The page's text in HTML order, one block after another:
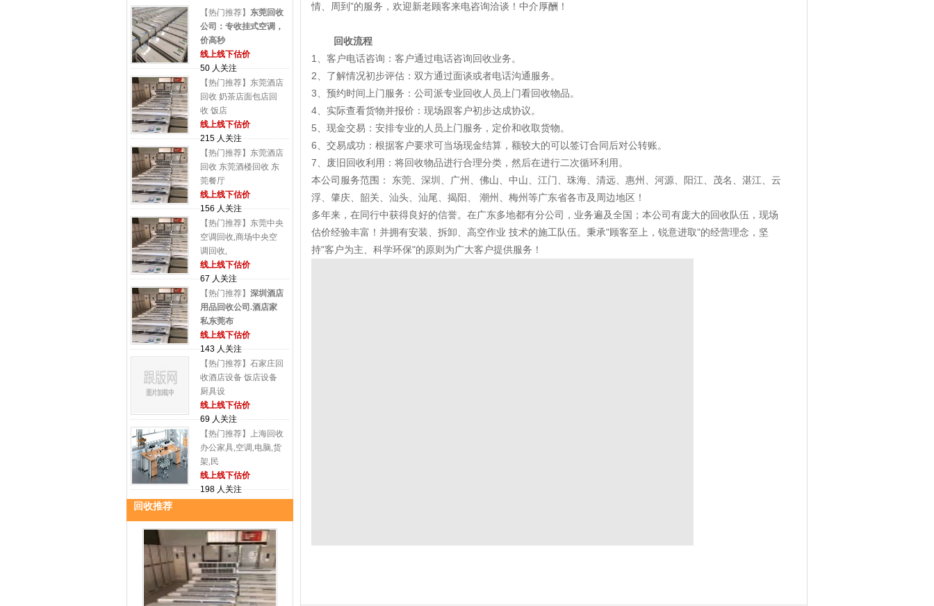
【热门推荐】 东莞回收
公司：专收挂式空调，
价高秒
线上线下估价
50 人关注
【热门推荐】东莞酒店
回收 奶茶店面包店回
收 饭店
线上线下估价
215 人关注
【热门推荐】东莞酒店
回收 东莞酒楼回收 东
莞餐厅
线上线下估价
156 人关注
【热门推荐】东莞中央
空调回收,商场中央空
调回收,
线上线下估价
67 人关注
【热门推荐】 深圳酒店
用品回收公司.酒店家
私东莞布
线上线下估价
143 人关注
【热门推荐】石家庄回
收酒店设备 饭店设备
厨具设
线上线下估价
69 人关注
【热门推荐】上海回收
办公家具,空调,电脑,货
架,民
线上线下估价
198 人关注
回收推荐
情、周到”的服务，欢迎新老顾客来电咨询洽谈！中介厚酬！
回收流程
1、客户电话咨询：客户通过电话咨询回收业务。
2、了解情况初步评估：双方通过面谈或者电话沟通服务。
3、预约时间上门服务：公司派专业回收人员上门看回收物品。
4、实际查看货物并报价：现场跟客户初步达成协议。
5、现金交易：安排专业的人员上门服务，定价和收取货物。
6、交易成功：根据客户要求可当场现金结算，额较大的可以签订合同后对公转账。
7、废旧回收利用：将回收物品进行合理分类，然后在进行二次循环利用。
本公司服务范围： 东莞、深圳、广州、佛山、中山、江门、珠海、清远、惠州、河源、阳江、茂名、湛江、云
浮、肇庆、韶关、汕头、汕尾、揭阳、 潮州、梅州等广东省各市及周边地区！
多年来，在同行中获得良好的信誉。在广东多地都有分公司，业务遍及全国；本公司有庞大的回收队伍，现场
估价经验丰富！并拥有安装、拆卸、高空作业 技术的施工队伍。秉承"顾客至上，锐意进取"的经营理念，坚
持"客户为主、科学环保"的原则为广大客户提供服务！